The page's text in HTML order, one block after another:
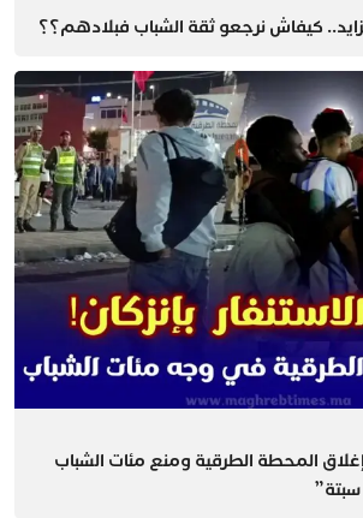
كيفاش نرجعو ثقة الشباب فبلادهم؟؟
إغلاق المحطة الطرقية ومنع مئات الشباب